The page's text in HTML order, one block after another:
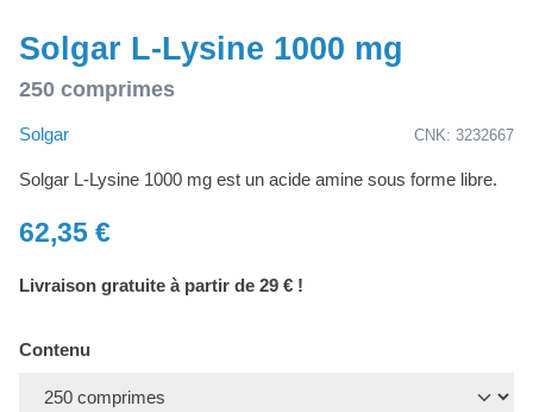
Solgar L-Lysine 1000 mg
250 comprimes
Solgar CNK: 3232667
Solgar L-Lysine 1000 mg est un acide amine sous forme libre.
62,35 €
Livraison gratuite à partir de 29 € !
Contenu